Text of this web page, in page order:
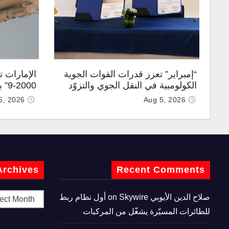
“إمبراير” تعزز قدرات القوات الجوية
الكولومبية في النقل الجوي والتزوّد
بالوقود جوًا من خلال تزويدها بطائرتي
Aug 5, 2026
المطورة
2026
Recent Comments
صلاح الدين الأيوبي
Skywire أول نظام ربط
للطائرات المسيّرة يشغّل من المركبات